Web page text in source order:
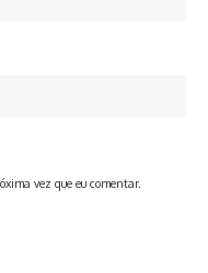
vez que eu comentar.